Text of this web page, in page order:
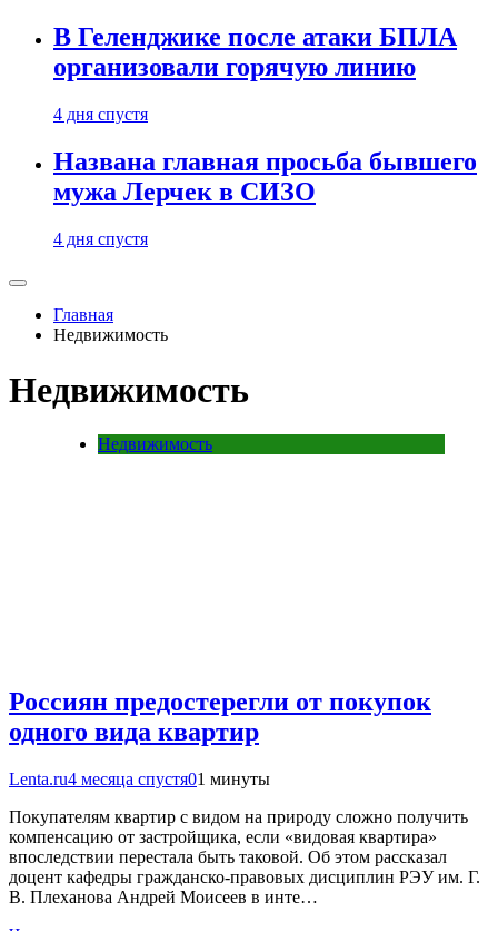
В Геленджике после атаки БПЛА
организовали горячую линию
4 дня спустя
Названа главная просьба бывшего
мужа Лерчек в СИЗО
4 дня спустя
Главная
Недвижимость
Недвижимость
Недвижимость
Россиян предостерегли от покупок
одного вида квартир
Lenta.ru4 месяца спустя01 минуты
Покупателям квартир с видом на природу сложно получить
компенсацию от застройщика, если «видовая квартира»
впоследствии перестала быть таковой. Об этом рассказал
доцент кафедры гражданско-правовых дисциплин РЭУ им. Г.
В. Плеханова Андрей Моисеев в инте…